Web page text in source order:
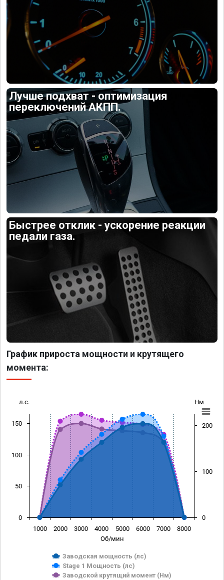
Лучше подхват - оптимизация
переключений АКПП.
Быстрее отклик - ускорение реакции
педали газа.
График прироста мощности и крутящего
момента:
Об/мин
л.с. Нм
Заводская мощность (лс)
Stage 1 Мощность (лс)
Заводской крутящий момент (Нм)
1000 2000 3000 4000 5000 6000 7000 8000
0
50
100
150
0
100
200